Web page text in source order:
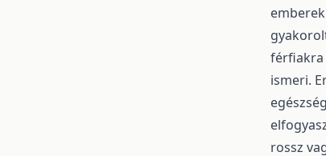
férfiakra
ismeri.
rossz